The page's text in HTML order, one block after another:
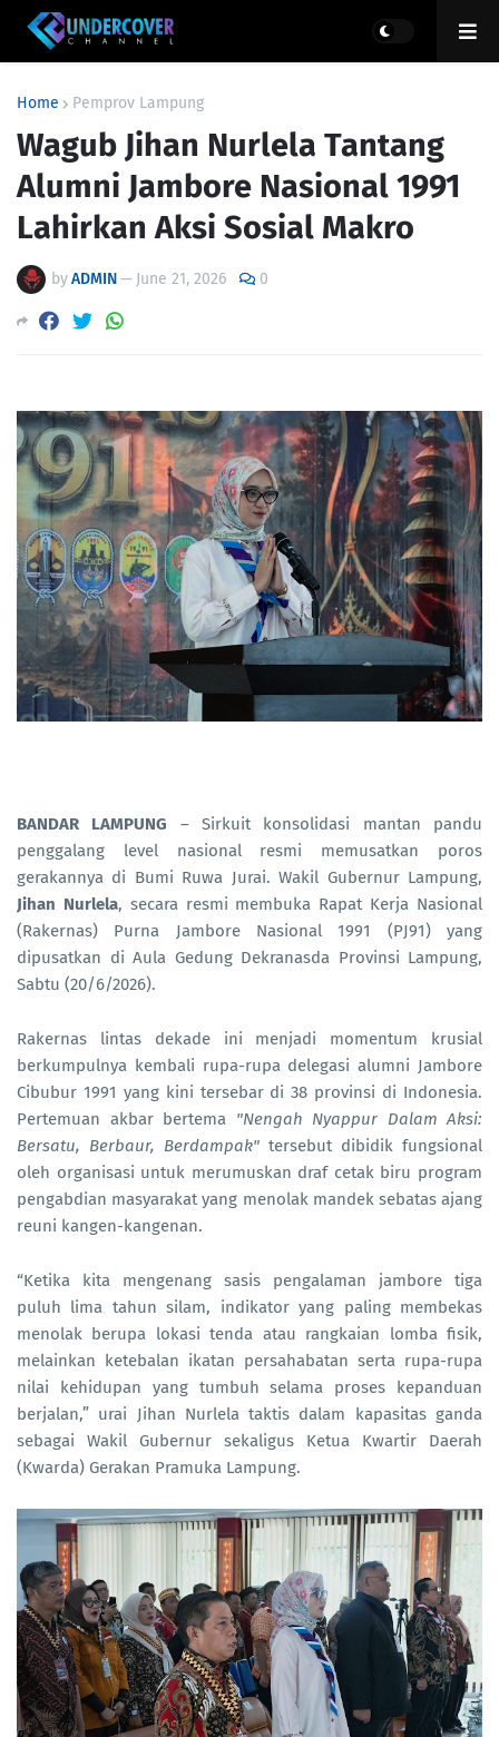
Home Pemprov Lampung
Wagub Jihan Nurlela Tantang
Alumni Jambore Nasional 1991
Lahirkan Aksi Sosial Makro
byADMIN— June 21, 2026 0
BANDAR LAMPUNG – Sirkuit konsolidasi mantan pandu
penggalang level nasional resmi memusatkan poros
gerakannya di Bumi Ruwa Jurai. Wakil Gubernur Lampung,
Jihan Nurlela, secara resmi membuka Rapat Kerja Nasional
(Rakernas) Purna Jambore Nasional 1991 (PJ91) yang
dipusatkan di Aula Gedung Dekranasda Provinsi Lampung,
Sabtu (20/6/2026).
Rakernas lintas dekade ini menjadi momentum krusial
berkumpulnya kembali rupa-rupa delegasi alumni Jambore
Cibubur 1991 yang kini tersebar di 38 provinsi di Indonesia.
Pertemuan akbar bertema "Nengah Nyappur Dalam Aksi:
Bersatu, Berbaur, Berdampak" tersebut dibidik fungsional
oleh organisasi untuk merumuskan draf cetak biru program
pengabdian masyarakat yang menolak mandek sebatas ajang
reuni kangen-kangenan.
“Ketika kita mengenang sasis pengalaman jambore tiga
puluh lima tahun silam, indikator yang paling membekas
menolak berupa lokasi tenda atau rangkaian lomba fisik,
melainkan ketebalan ikatan persahabatan serta rupa-rupa
nilai kehidupan yang tumbuh selama proses kepanduan
berjalan,” urai Jihan Nurlela taktis dalam kapasitas ganda
sebagai Wakil Gubernur sekaligus Ketua Kwartir Daerah
(Kwarda) Gerakan Pramuka Lampung.